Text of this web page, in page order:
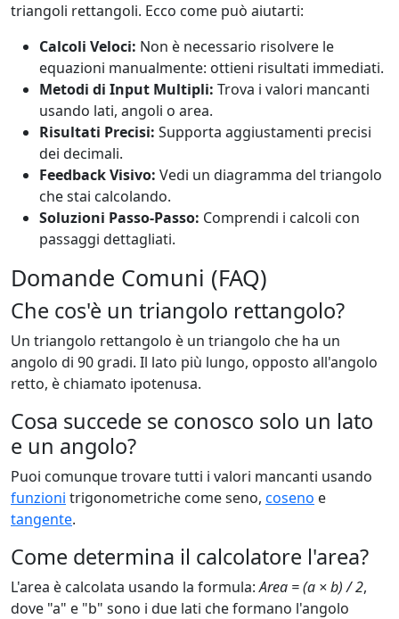
triangoli rettangoli. Ecco come può aiutarti:
Calcoli Veloci: Non è necessario risolvere le
equazioni manualmente: ottieni risultati immediati.
Metodi di Input Multipli: Trova i valori mancanti
usando lati, angoli o area.
Risultati Precisi: Supporta aggiustamenti precisi
dei decimali.
Feedback Visivo: Vedi un diagramma del triangolo
che stai calcolando.
Soluzioni Passo-Passo: Comprendi i calcoli con
passaggi dettagliati.
Domande Comuni (FAQ)
Che cos'è un triangolo rettangolo?
Un triangolo rettangolo è un triangolo che ha un
angolo di 90 gradi. Il lato più lungo, opposto all'angolo
retto, è chiamato ipotenusa.
Cosa succede se conosco solo un lato
e un angolo?
Puoi comunque trovare tutti i valori mancanti usando
funzioni trigonometriche come seno, coseno e
tangente.
Come determina il calcolatore l'area?
L'area è calcolata usando la formula:Area = (a × b) / 2,
dove "a" e "b" sono i due lati che formano l'angolo